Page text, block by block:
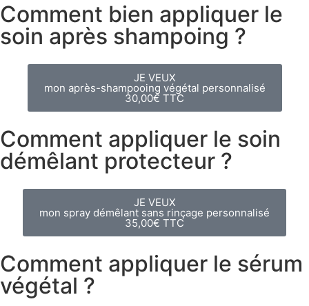
Comment bien appliquer le
soin après shampoing ?
JE VEUX
mon après-shampooing végétal personnalisé
30,00€ TTC
Comment appliquer le soin
démêlant protecteur ?
JE VEUX
mon spray démêlant sans rinçage personnalisé
35,00€ TTC
Comment appliquer le sérum
végétal ?